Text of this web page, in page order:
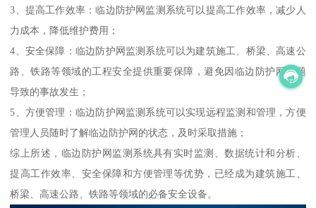
3、提高工作效率：临边防护网监测系统可以提高工作效率，减少人
力成本，降低维护费用；
4、安全保障：临边防护网监测系统可以为建筑施工、桥梁、高速公
路、铁路等领域的工程安全提供重要保障，避免因临边防护网问题
导致的事故发生；
5、方便管理：临边防护网监测系统可以实现远程监测和管理，方便
管理人员随时了解临边防护网的状态，及时采取措施；
综上所述，临边防护网监测系统具有实时监测、数据统计和分析、
提高工作效率、安全保障和方便管理等优势，已经成为建筑施工、
桥梁、高速公路、铁路等领域的必备安全设备。